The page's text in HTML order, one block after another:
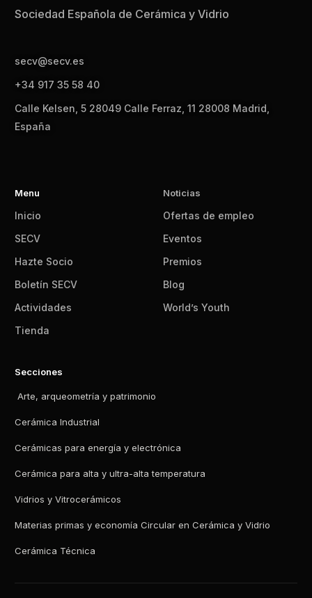
Sociedad Española de Cerámica y Vidrio
secv@secv.es
+34 917 35 58 40
Calle Kelsen, 5 28049 Calle Ferraz, 11 28008 Madrid,
España
Menu
Inicio
SECV
Hazte Socio
Boletín SECV
Actividades
Tienda
Noticias
Ofertas de empleo
Eventos
Premios
Blog
World’s Youth
Secciones
Arte, arqueometría y patrimonio
Cerámica Industrial
Cerámicas para energía y electrónica
Cerámica para alta y ultra-alta temperatura
Vidrios y Vitrocerámicos
Materias primas y economía Circular en Cerámica y Vidrio
Cerámica Técnica